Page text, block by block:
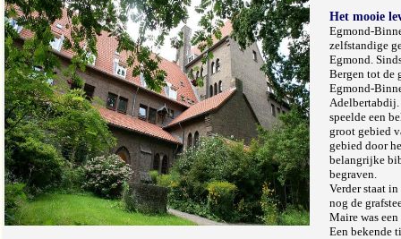
Het mooie
Egmond-
zelfstandige
Egmond.
Bergen tot de
Egmond-
Adelbertabdij.
speelde een
groot gebied
gebied door
belangrijke
begraven.
Verder staat
nog de
Maire was
Een bekende